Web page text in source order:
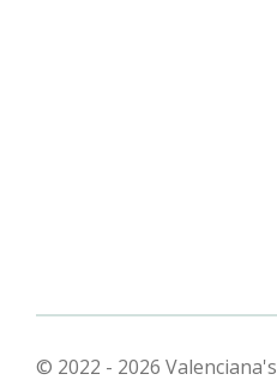
© 2022 - 2026